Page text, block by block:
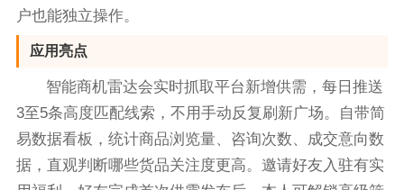
户也能独立操作。
应用亮点
智能商机雷达会实时抓取平台新增供需，每日推送
3至5条高度匹配线索，不用手动反复刷新广场。自带简
易数据看板，统计商品浏览量、咨询次数、成交意向数
据，直观判断哪些货品关注度更高。邀请好友入驻有实